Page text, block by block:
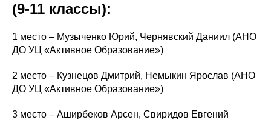
(9-11 классы):
1 место – Музыченко Юрий, Чернявский Даниил (АНО
ДО УЦ «Активное Образование»)
2 место – Кузнецов Дмитрий, Немыкин Ярослав (АНО
ДО УЦ «Активное Образование»)
3 место – Аширбеков Арсен, Свиридов Евгений